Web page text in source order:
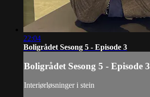
22:04
Boligrådet Sesong 5 - Episode 3
Boligrådet Sesong 5 - Episode 3
Interiørløsninger i stein